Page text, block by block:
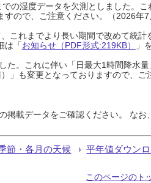
の湿度データを欠測としました。こ
ので、ご注意ください。（2026年7
これまでより長い期間で改めて統計
は「お知らせ（PDF形式:219KB）
」
た。これに伴い「日最大1時間降水量
」も変更となっておりますので、ご
掲載データをご確認ください。 なお
節・各月の天候 平年値ダウン
このページのト